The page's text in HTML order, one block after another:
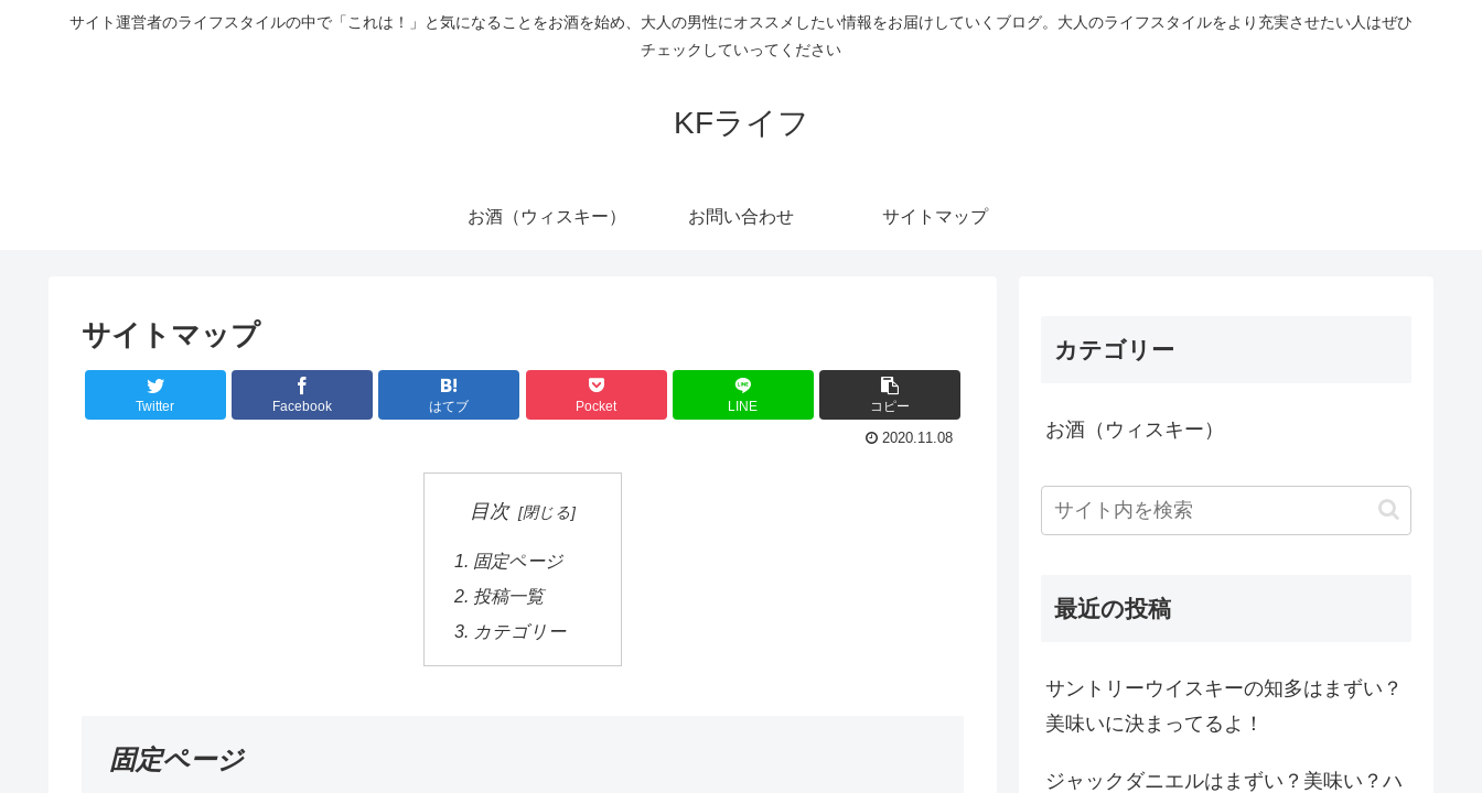
サイト運営者のライフスタイルの中で「これは！」と気になることをお酒を始め、大人の男性にオススメしたい情報をお届けしていくブログ。大人のライフスタイルをより充実させたい人はぜひ
チェックしていってください
KFライフ
お酒（ウィスキー） お問い合わせ サイトマップ
サイトマップ
Twitter Facebook はてブ Pocket LINE コピー
2020.11.08
目次
固定ページ
投稿一覧
カテゴリー
固定ページ
カテゴリー
お酒（ウィスキー）
最近の投稿
サントリーウイスキーの知多はまずい？
美味いに決まってるよ！
ジャックダニエルはまずい？美味い？ハ